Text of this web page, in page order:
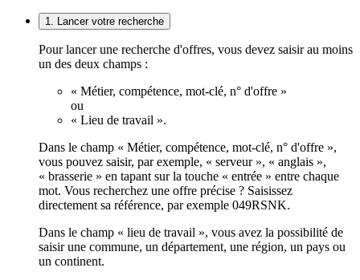
1. Lancer votre recherche
Pour lancer une recherche d'offres, vous devez saisir au moins
un des deux champs :
« Métier, compétence, mot-clé, n° d'offre »
ou
« Lieu de travail ».
Dans le champ « Métier, compétence, mot-clé, n° d'offre »,
vous pouvez saisir, par exemple, « serveur », « anglais »,
« brasserie » en tapant sur la touche « entrée » entre chaque
mot. Vous recherchez une offre précise ? Saisissez
directement sa référence, par exemple 049RSNK.
Dans le champ « lieu de travail », vous avez la possibilité de
saisir une commune, un département, une région, un pays ou
un continent.